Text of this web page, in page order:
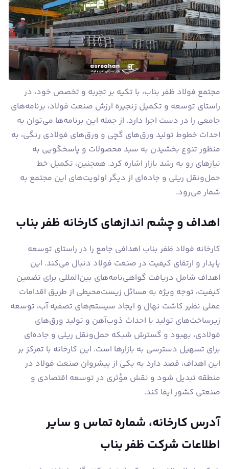
مجتمع فولاد ظفر بناب، با تکیه بر تجربه و تخصص خود، در
راستای توسعه و تکمیل زنجیره ارزش صنعت فولاد، برنامه‌های
جامعی را در دست اجرا دارد. از جمله این برنامه‌ها می‌توان به
احداث خطوط تولید ورق‌های گچی و ورق‌های فولادی رنگی، به
منظور تنوع بخشیدن به سبد محصولات و پاسخگویی به
نیازهای رو به رشد بازار اشاره کرد. همچنین، تکمیل خط
حمل‌ونقل ریلی و جاده‌ای از دیگر اولویت‌های این مجتمع به
شمار می‌رود.
اهداف و چشم‌ انداز‌های کارخانه ظفر بناب
کارخانه فولاد ظفر بناب اهدافی جامع را در راستای توسعه
پایدار و ارتقای کیفیت در صنعت فولاد دنبال می‌کند. این
اهداف شامل دریافت گواهی‌نامه‌های بین‌المللی برای تضمین
کیفیت، توجه ویژه به مسائل زیست‌محیطی از طریق اقدامات
عملی نظیر کاشت نهال و ایجاد سیستم‌های تصفیه آب، توسعه
زیرساخت‌های تولید با احداث ذوب‌آهن و تولید ورق‌های
فولادی، بهبود و گسترش شبکه حمل‌ونقل ریلی و جاده‌ای
برای تسهیل دسترسی به بازارها است. این کارخانه با تمرکز بر
این اهداف، قصد دارد به یکی از پیشروان صنعت فولاد در
منطقه تبدیل شود و نقش مؤثری در توسعه اقتصادی و
صنعتی کشور ایفا کند.
آدرس کارخانه، شماره تماس و سایر
اطلاعات شرکت ظفر بناب